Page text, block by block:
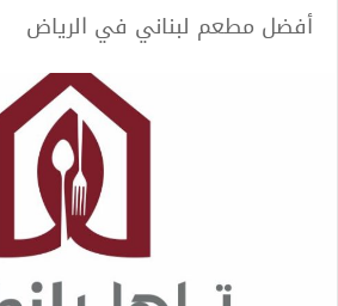
أفضل مطعم لبناني في الرياض